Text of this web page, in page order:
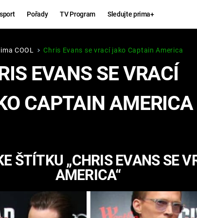
Pořady TV Program Sledujte prima+
Hry
GTA 6
DELIVERANCE
ESPORT
Zábava
GALERIE
CHUCK
COOL Chris Evans se vrací jako Captain America
EVANS SE VRACÍ
CAPTAIN AMERICA
ŠTÍTKU „CHRIS EVANS SE
AMERICA“